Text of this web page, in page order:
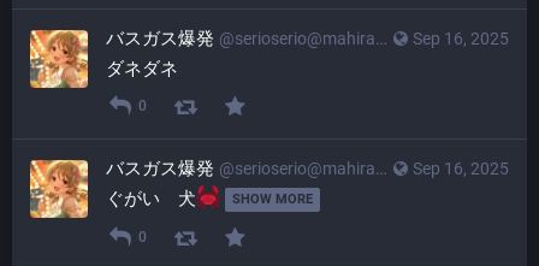
Sep 16, 2025
バスガス爆発 @serioserio@mahiradon.com
ダネダネ
0
Sep 16, 2025
バスガス爆発 @serioserio@mahiradon.com
ぐがい　犬 SHOW MORE
0